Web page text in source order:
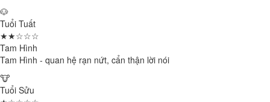
🐶
Tuổi Tuất
★★☆☆☆
Tam Hình
Tam Hình - quan hệ rạn nứt, cẩn thận lời nói
🐮
Tuổi Sửu